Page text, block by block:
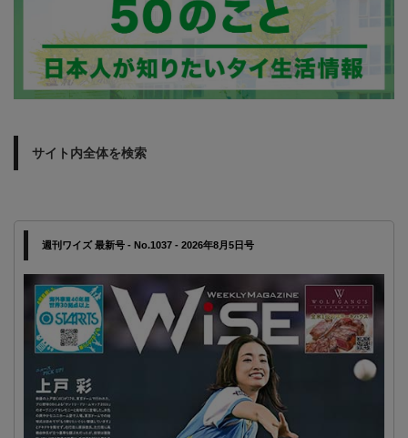
サイト内全体を検索
週刊ワイズ 最新号 - No.1037 - 2026年8月5日号